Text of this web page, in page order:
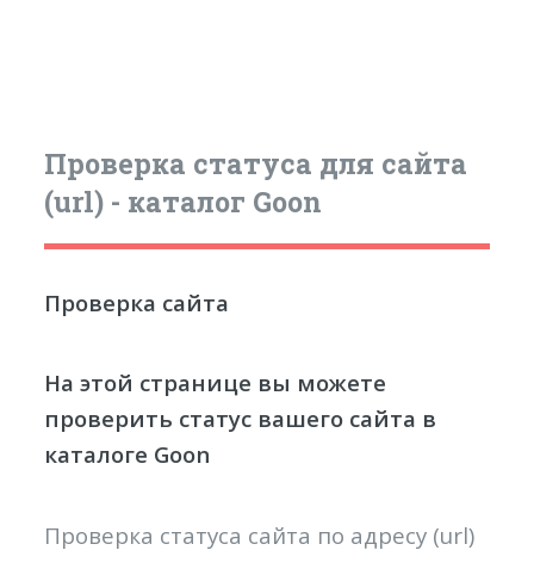
Проверка статуса для сайта
(url) - каталог Goon
Проверка сайта
На этой странице вы можете
проверить статус вашего сайта в
каталоге Goon
Проверка статуса сайта по адресу (url)